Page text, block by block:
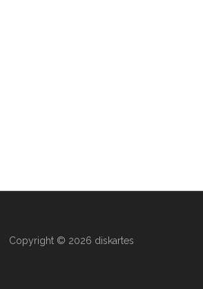
Copyright © 2026 diskartes